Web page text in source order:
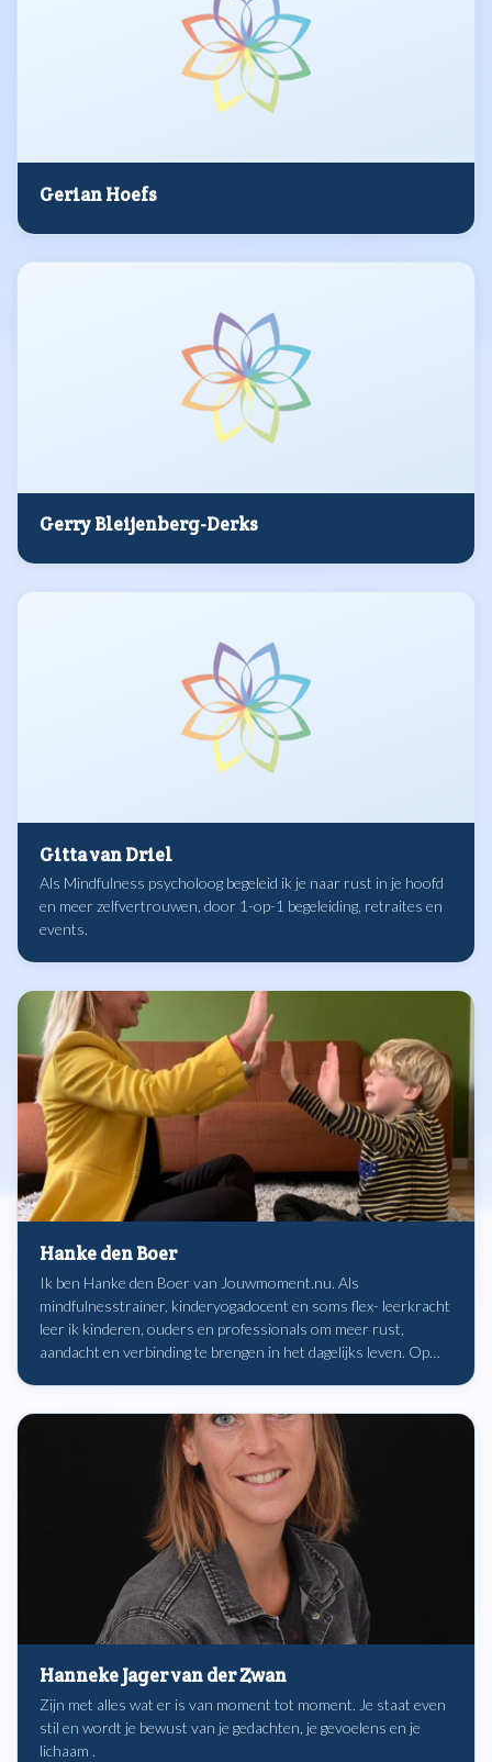
Gerian Hoefs
Gerry Bleijenberg-Derks
Gitta van Driel
Als Mindfulness psycholoog begeleid ik je naar rust in je hoofd
en meer zelfvertrouwen, door 1-op-1 begeleiding, retraites en
events.
Hanke den Boer
Ik ben Hanke den Boer van Jouwmoment.nu. Als
mindfulnesstrainer, kinderyogadocent en soms flex- leerkracht
leer ik kinderen, ouders en professionals om meer rust,
aandacht en verbinding te brengen in het dagelijks leven. Op
Hanneke Jager van der Zwan
Zijn met alles wat er is van moment tot moment. Je staat even
stil en wordt je bewust van je gedachten, je gevoelens en je
lichaam .